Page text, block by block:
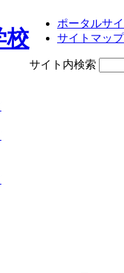
ポータルサ
サイトマップ
サイト内検索